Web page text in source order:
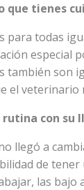
que tienes
para todas
especial
también son
el veterinario
rutina con su
llegó a
de
las bajo